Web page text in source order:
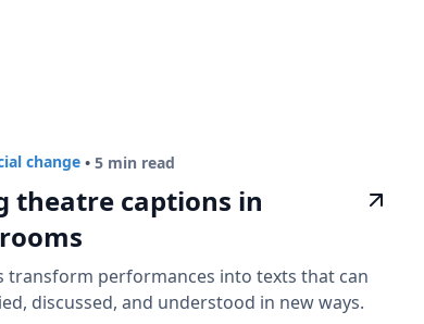
change • 5 min read
theatre captions in
transform performances into texts that can
discussed, and understood in new ways.